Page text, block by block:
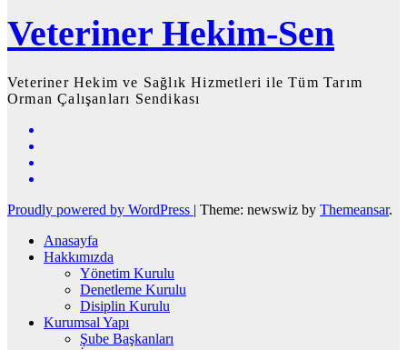
Veteriner Hekim-Sen
Veteriner Hekim ve Sağlık Hizmetleri ile Tüm Tarım
Orman Çalışanları Sendikası
Proudly powered by WordPress | Theme: newswiz by Themeansar.
Anasayfa
Hakkımızda
Yönetim Kurulu
Denetleme Kurulu
Disiplin Kurulu
Kurumsal Yapı
Şube Başkanları